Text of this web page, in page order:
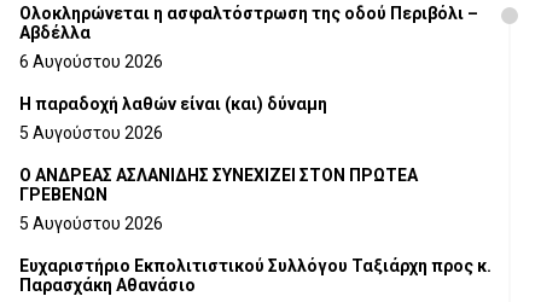
Ολοκληρώνεται η ασφαλτόστρωση της οδού Περιβόλι –
Αβδέλλα
6 Αυγούστου 2026
H παραδοχή λαθών είναι (και) δύναμη
5 Αυγούστου 2026
Ο ΑΝΔΡΕΑΣ ΑΣΛΑΝΙΔΗΣ ΣΥΝΕΧΙΖΕΙ ΣΤΟΝ ΠΡΩΤΕΑ
ΓΡΕΒΕΝΩΝ
5 Αυγούστου 2026
Ευχαριστήριο Εκπολιτιστικού Συλλόγου Ταξιάρχη προς κ.
Παρασχάκη Αθανάσιο